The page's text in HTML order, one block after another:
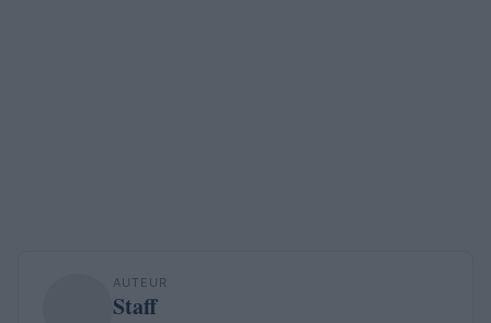
AUTEUR
Staff